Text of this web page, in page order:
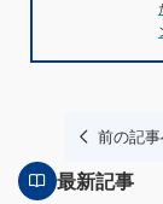
前の記事
最新記事